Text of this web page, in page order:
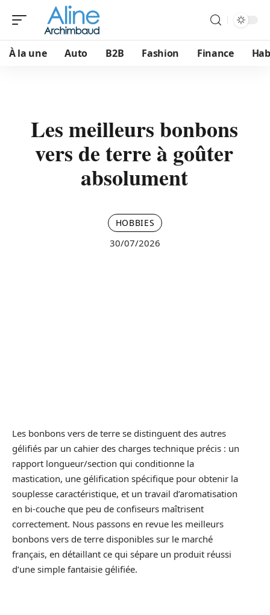
À la une Auto B2B Fashion Finance
Les meilleurs bonbons
vers de terre à goûter
absolument
HOBBIES
30/07/2026
Les bonbons vers de terre se distinguent des autres
gélifiés par un cahier des charges technique précis : un
rapport longueur/section qui conditionne la
mastication, une gélification spécifique pour obtenir la
souplesse caractéristique, et un travail d’aromatisation
en bi-couche que peu de confiseurs maîtrisent
correctement. Nous passons en revue les meilleurs
bonbons vers de terre disponibles sur le marché
français, en détaillant ce qui sépare un produit réussi
d’une simple fantaisie gélifiée.